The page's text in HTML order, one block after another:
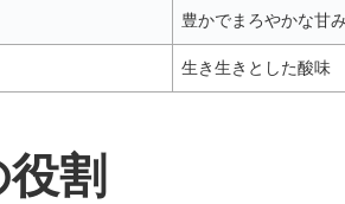
豊かでまろやかな甘
生き生きとした酸味
割